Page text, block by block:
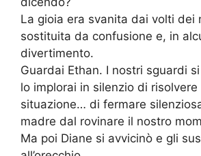
La gioia era svanita dai volti dei
sostituita da confusione e, in
divertimento.
Guardai Ethan. I nostri sguardi
lo implorai in silenzio di risolvere
situazione… di fermare
madre dal rovinare il nostro
Ma poi Diane si avvicinò e gli